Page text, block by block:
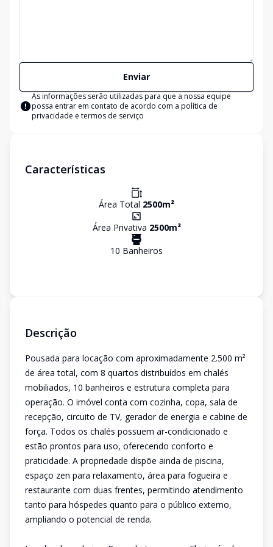
Enviar
As informações serão utilizadas para que a nossa equipe
possa entrar em contato de acordo com a política de
privacidade e termos de serviço
Características
Área Total 2500m²
Área Privativa 2500m²
10 Banheiros
Descrição
Pousada para locação com aproximadamente 2.500 m²
de área total, com 8 quartos distribuídos em chalés
mobiliados, 10 banheiros e estrutura completa para
operação. O imóvel conta com cozinha, copa, sala de
recepção, circuito de TV, gerador de energia e cabine de
força. Todos os chalés possuem ar-condicionado e
estão prontos para uso, oferecendo conforto e
praticidade. A propriedade dispõe ainda de piscina,
espaço zen para relaxamento, área para fogueira e
restaurante com duas frentes, permitindo atendimento
tanto para hóspedes quanto para o público externo,
ampliando o potencial de renda.